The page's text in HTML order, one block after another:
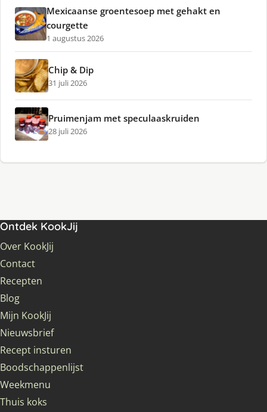
Mexicaanse groentesoep met gehakt en
courgette
1 augustus 2026
Chip & Dip
31 juli 2026
Pruimenjam met speculaaskruiden
28 juli 2026
Ontdek KookJij
Over KookJij
Contact
Recepten
Blog
Mijn KookJij
Nieuwsbrief
Recept insturen
Boodschappenlijst
Weekmenu
Thuis koks